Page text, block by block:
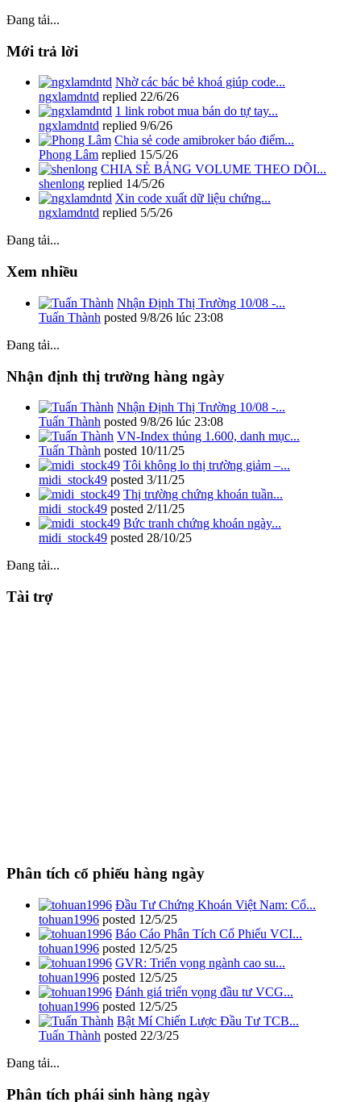
Đang tải...
Mới trả lời
Nhờ các bác bẻ khoá giúp code...
ngxlamdntd replied 22/6/26
1 link robot mua bán do tự tay...
ngxlamdntd replied 9/6/26
Chia sẻ code amibroker báo điểm...
Phong Lâm replied 15/5/26
CHIA SẺ BẢNG VOLUME THEO DÕI...
shenlong replied 14/5/26
Xin code xuất dữ liệu chứng...
ngxlamdntd replied 5/5/26
Đang tải...
Xem nhiều
Nhận Định Thị Trường 10/08 -...
Tuấn Thành posted 9/8/26 lúc 23:08
Đang tải...
Nhận định thị trường hàng ngày
Nhận Định Thị Trường 10/08 -...
Tuấn Thành posted 9/8/26 lúc 23:08
VN-Index thủng 1.600, danh mục...
Tuấn Thành posted 10/11/25
Tôi không lo thị trường giảm –...
midi_stock49 posted 3/11/25
Thị trường chứng khoán tuần...
midi_stock49 posted 2/11/25
Bức tranh chứng khoán ngày...
midi_stock49 posted 28/10/25
Đang tải...
Tài trợ
Phân tích cổ phiếu hàng ngày
Đầu Tư Chứng Khoán Việt Nam: Cổ...
tohuan1996 posted 12/5/25
Báo Cáo Phân Tích Cổ Phiếu VCI...
tohuan1996 posted 12/5/25
GVR: Triển vọng ngành cao su...
tohuan1996 posted 12/5/25
Đánh giá triển vọng đầu tư VCG...
tohuan1996 posted 12/5/25
Bật Mí Chiến Lược Đầu Tư TCB...
Tuấn Thành posted 22/3/25
Đang tải...
Phân tích phái sinh hàng ngày